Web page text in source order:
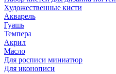
Художественные кисти
Акварель
Гуашь
Темпера
Акрил
Масло
Для росписи миниатюр
Для иконописи